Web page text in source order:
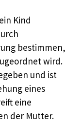
Kind
bestimmen,
wird.
und ist
eines
eine
der Mutter.